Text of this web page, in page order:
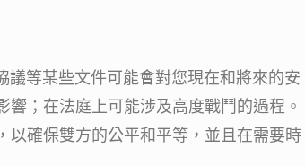
議等某些文件可能會對您現在和將來的安
；在法庭上可能涉及高度戰鬥的過程。
以確保雙方的公平和平等，並且在需要時